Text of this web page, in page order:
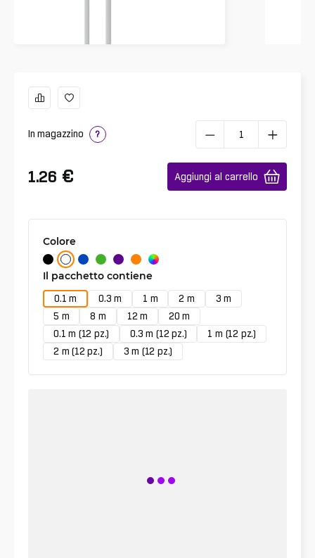
In magazzino ?
1.26 € Aggiungi al carrello
Colore
Il pacchetto contiene
0.1 m 0.3 m 1 m 2 m
3 m
5 m
8 m 12 m
20 m
0.1 m (12 pz.)
0.3 m (12 pz.)
1 m (12 pz.)
2 m (12 pz.)
3 m (12 pz.)